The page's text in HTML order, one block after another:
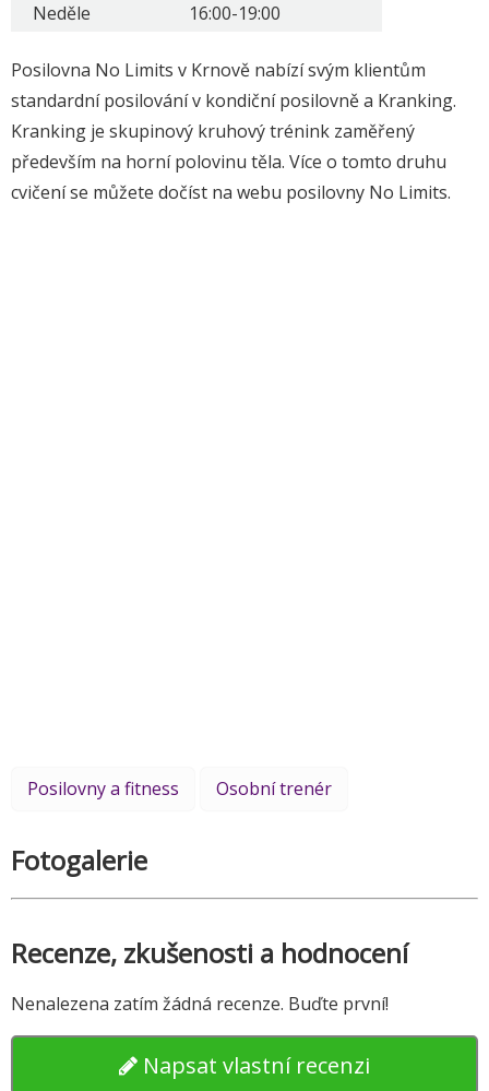
Neděle
16:00-19:00
Posilovna No Limits v Krnově nabízí svým klientům
standardní posilování v kondiční posilovně a Kranking.
Kranking je skupinový kruhový trénink zaměřený
především na horní polovinu těla. Více o tomto druhu
cvičení se můžete dočíst na webu posilovny No Limits.
Posilovny a fitness Osobní trenér
Fotogalerie
Recenze, zkušenosti a hodnocení
Nenalezena zatím žádná recenze. Buďte první!
Napsat vlastní recenzi